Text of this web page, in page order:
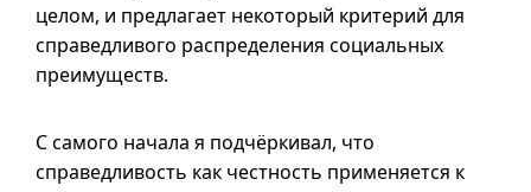
целом, и предлагает некоторый критерий для
справедливого распределения социальных
преимуществ.
С самого начала я подчёркивал, что
справедливость как честность применяется к